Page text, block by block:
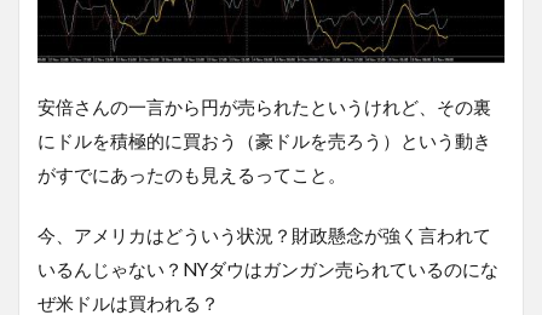
安倍さんの一言から円が売られたというけれど、その裏
にドルを積極的に買おう（豪ドルを売ろう）という動き
がすでにあったのも見えるってこと。
今、アメリカはどういう状況？財政懸念が強く言われて
いるんじゃない？NYダウはガンガン売られているのにな
ぜ米ドルは買われる？